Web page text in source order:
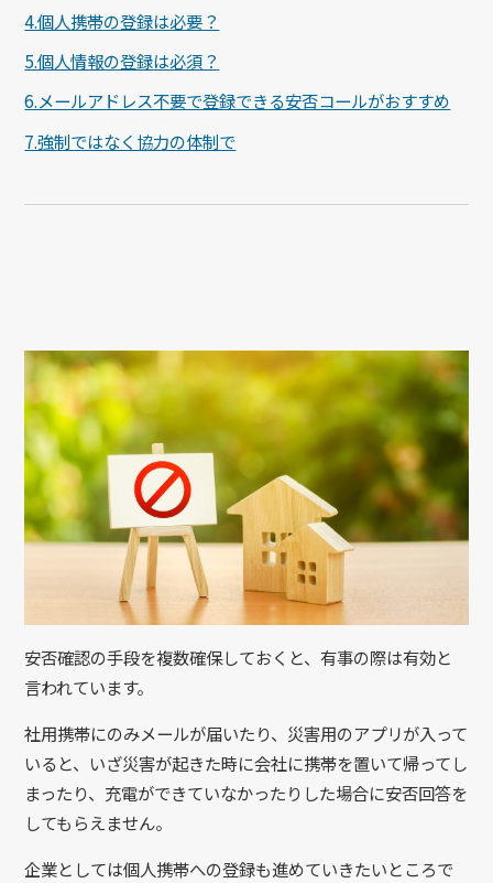
4.個人携帯の登録は必要？
5.個人情報の登録は必須？
6.メールアドレス不要で登録できる安否コールがおすすめ
7.強制ではなく協力の体制で
安否確認の手段を複数確保しておくと、有事の際は有効と
言われています。
社用携帯にのみメールが届いたり、災害用のアプリが入って
いると、いざ災害が起きた時に会社に携帯を置いて帰ってし
まったり、充電ができていなかったりした場合に安否回答を
してもらえません。
企業としては個人携帯への登録も進めていきたいところで